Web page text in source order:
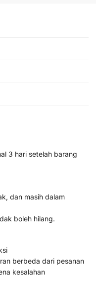
3 hari setelah barang
dan masih dalam
boleh hilang.
berbeda dari pesanan
kesalahan